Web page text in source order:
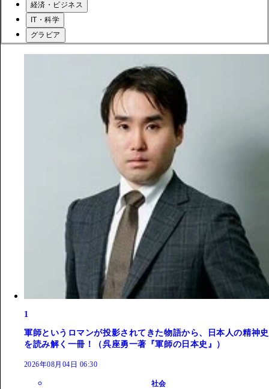
経済・ビジネス
IT・科学
グラビア
1
軍師というロマンが投影されてきた物語から、日本人の精神史
を読み解く一冊！（呉座勇一著『軍師の日本史』）
2026年08月04日 06:30
社会